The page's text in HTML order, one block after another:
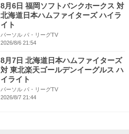
8月6日 福岡ソフトバンクホークス 対
北海道日本ハムファイターズ ハイラ
イト
パーソル パ・リーグTV
2026/8/6 21:54
8月7日 北海道日本ハムファイターズ
対 東北楽天ゴールデンイーグルス ハ
イライト
パーソル パ・リーグTV
2026/8/7 21:44